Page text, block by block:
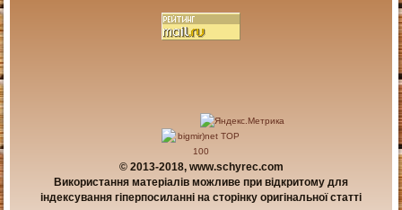
© 2013-2018, www.schyrec.com
Використання матеріалів можливе при відкритому для
індексування гіперпосиланні на сторінку оригінальної статті